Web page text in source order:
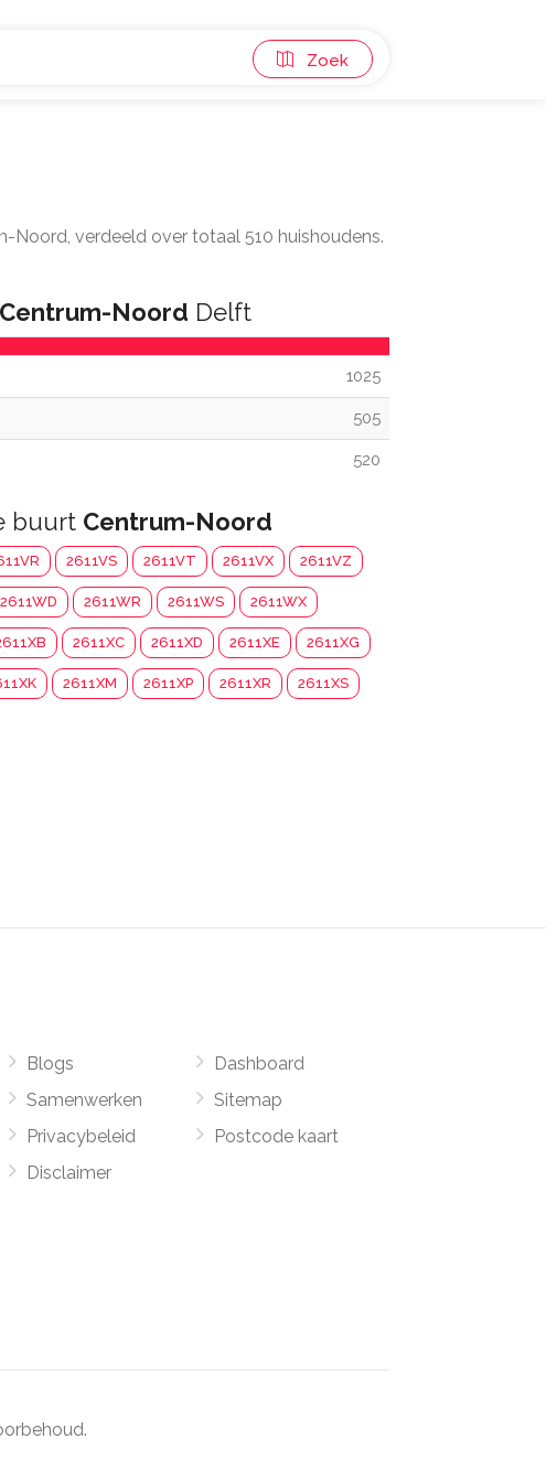
Zoek
Noord, verdeeld over totaal 510 huishoudens.
Centrum-Noord Delft
1025
505
520
buurt Centrum-Noord
2611VS 2611VT 2611VX 2611VZ
2611WD 2611WR 2611WS 2611WX
2611XC 2611XD 2611XE 2611XG
2611XM 2611XP 2611XR 2611XS
Blogs
Samenwerken
Privacybeleid
Disclaimer
Dashboard
Sitemap
Postcode kaart